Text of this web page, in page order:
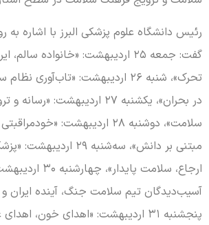
رئیس دانشگاه علوم پزشکی البرز با اشاره
گفت: جمعه ۲۵ اردیبهشت: «خانواده
تحرک»، شنبه ۲۶ اردیبهشت:
در بحران»، یکشنبه ۲۷ اردیبهشت:
سلامت»، دوشنبه ۲۸ اردیبهشت:
مبتنی بر دانش»، سه‌شنبه ۲۹
ارجاع، سلامت
آسیب‌دیدگان تیم سلامت جنگ، آینده ایران
پنجشنبه ۳۱ اردیبهشت: «اهدای خون،